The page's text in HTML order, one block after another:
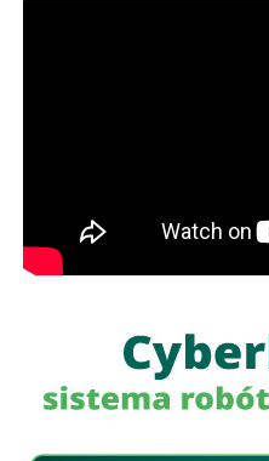
a quienes se les ha
regularización.